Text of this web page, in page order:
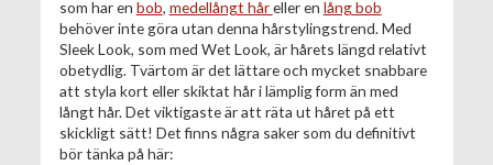
som har en bob, medellångt håreller en lång bob
behöver inte göra utan denna hårstylingstrend. Med
Sleek Look, som med Wet Look, är hårets längd relativt
obetydlig. Tvärtom är det lättare och mycket snabbare
att styla kort eller skiktat hår i lämplig form än med
långt hår. Det viktigaste är att räta ut håret på ett
skickligt sätt! Det finns några saker som du definitivt
bör tänka på här: